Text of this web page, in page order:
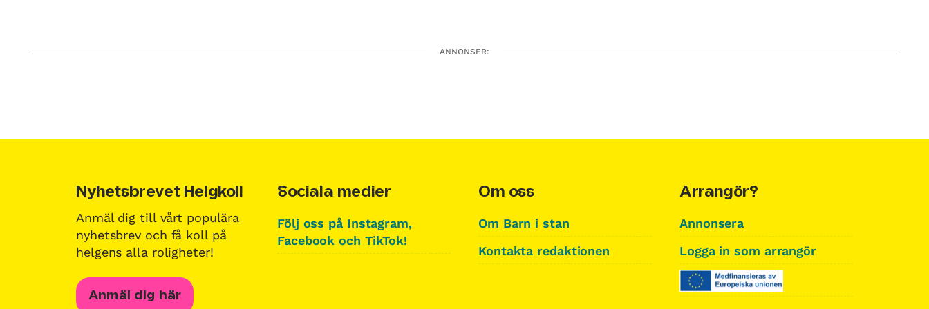
ANNONSER:
Nyhetsbrevet Helgkoll
Anmäl dig till vårt populära
nyhetsbrev och få koll på
helgens alla roligheter!
Anmäl dig här
Sociala medier
Följ oss på Instagram,
Facebook och TikTok!
Om oss
Om Barn i stan
Kontakta redaktionen
Arrangör?
Annonsera
Logga in som arrangör